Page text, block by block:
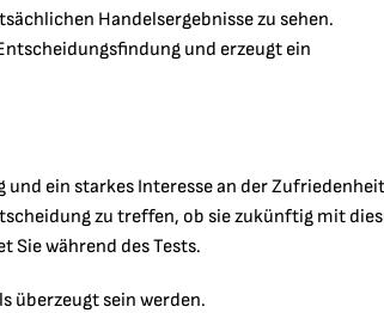
Handelsergebnisse zu sehen.
und erzeugt ein
ein starkes Interesse an der
zu treffen, ob sie zukünftig mit
Sie während des Tests.
überzeugt sein werden.